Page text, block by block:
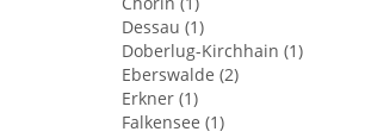
Dessau (1)
Doberlug-Kirchhain (1)
Eberswalde (2)
Erkner (1)
Falkensee (1)